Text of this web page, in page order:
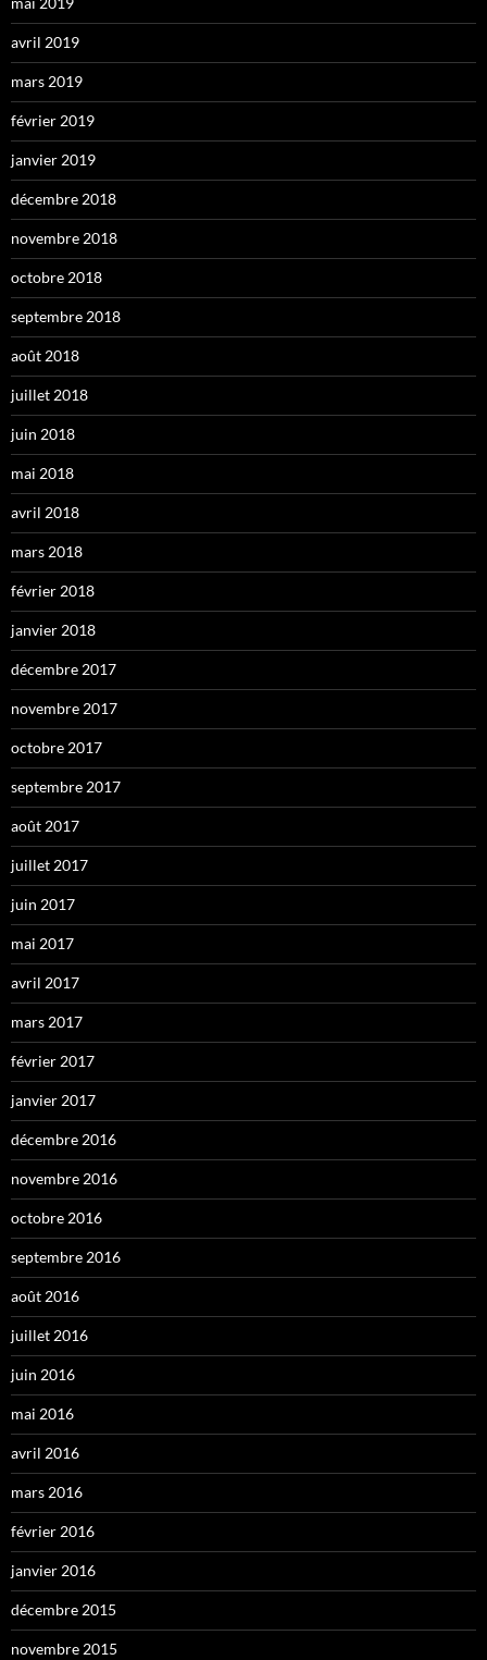
avril 2019
mars 2019
février 2019
janvier 2019
décembre 2018
novembre 2018
octobre 2018
septembre 2018
août 2018
juillet 2018
juin 2018
mai 2018
avril 2018
mars 2018
février 2018
janvier 2018
décembre 2017
novembre 2017
octobre 2017
septembre 2017
août 2017
juillet 2017
juin 2017
mai 2017
avril 2017
mars 2017
février 2017
janvier 2017
décembre 2016
novembre 2016
octobre 2016
septembre 2016
août 2016
juillet 2016
juin 2016
mai 2016
avril 2016
mars 2016
février 2016
janvier 2016
décembre 2015
novembre 2015